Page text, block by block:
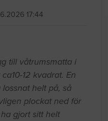
17:44
till våtrumsmatta i
12 kvadrat. En
helt på, så
plockat ned för
gjort sitt helt